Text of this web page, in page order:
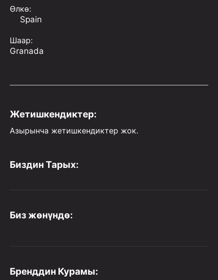
Өлкө:
Spain
Шаар:
Granada
Жетишкендиктер:
Азырынча жетишкендиктер жок.
Биздин Тарых:
Биз жөнүндө:
Бренддин Курамы: